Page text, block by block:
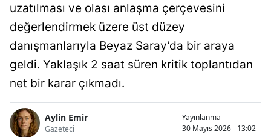
uzatılması ve olası anlaşma çerçevesini
değerlendirmek üzere üst düzey
danışmanlarıyla Beyaz Saray’da bir araya
geldi. Yaklaşık 2 saat süren kritik toplantıdan
net bir karar çıkmadı.
Aylin Emir
Gazeteci
Yayınlanma
30 Mayıs 2026 - 13:02